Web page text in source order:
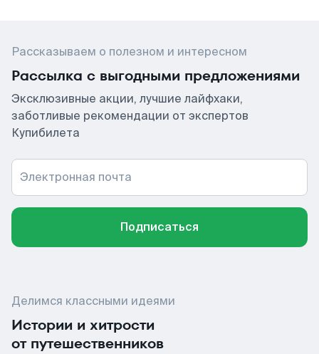
Рассказываем о полезном и интересном
Рассылка с выгодными предложениями
Эксклюзивные акции, лучшие лайфхаки,
заботливые рекомендации от экспертов
Купибилета
Электронная почта
Подписаться
Делимся классными идеями
Истории и хитрости
от путешественников